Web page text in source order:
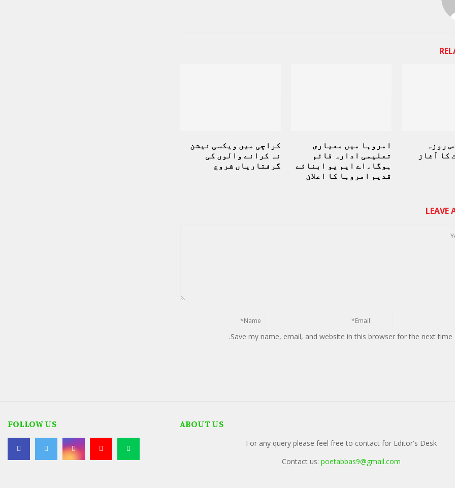
کراچی میں ویکسی نیشن
نہ کرانے والوں کی
گرفتاریاں شروع
امروہا میں معیاری
تعلیمی ادارہ قائم
ہوگا۔اے ایم یو ابنائے
قدیم امروہا کا اعلان
روزہ
کا آغاز
LEAVE
Save my name, email, and website in this browser for the next time
ABOUT US
For any query please feel free to contact for Editor's Desk
Contact us: poetabbas9@gmail.com
FOLLOW US